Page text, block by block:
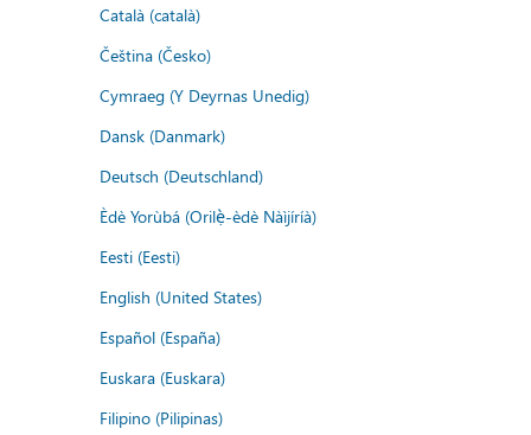
Català (català)
Čeština (Česko)
Cymraeg (Y Deyrnas Unedig)
Dansk (Danmark)
Deutsch (Deutschland)
Èdè Yorùbá (Orilẹ̀-èdè Nàìjíríà)
Eesti (Eesti)
English (United States)
Español (España)
Euskara (Euskara)
Filipino (Pilipinas)